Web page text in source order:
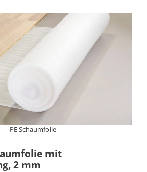
PE Schaumfolie
mit
2 mm